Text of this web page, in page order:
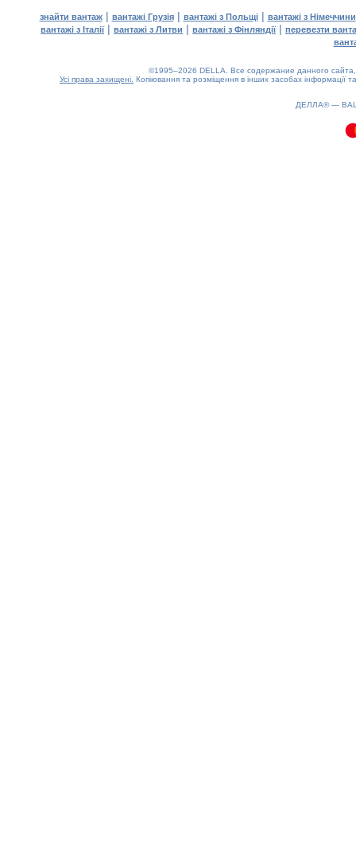
знайти вантаж| вантажі Грузія| вантажі з Польщі| вантажі з Німеччини
вантажі з Італії| вантажі з Литви | вантажі з Фінляндії| перевезти
©1995–2026 DELLA. Все содержание данного
Усі права захищені. Копіювання та розміщення в інших засобах інформації
ДЕЛЛА® —